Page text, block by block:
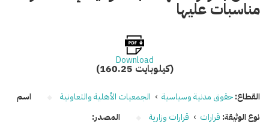
مناسبات عليها
Download
(160.25 كيلوبايت)
القطاع:حقوق مدنية وسياسية › الجمعيات الأهلية والتعاونية
نوع الوثيقة: قرارات › قرارات وزارية
اسم
المصدر: